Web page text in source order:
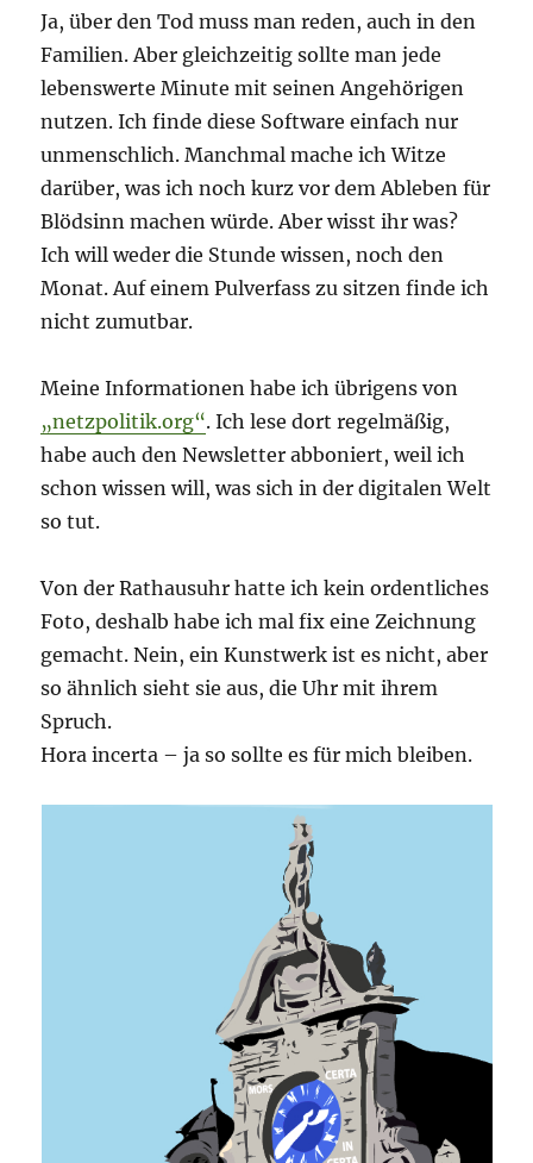
Ja, über den Tod muss man reden, auch in den
Familien. Aber gleichzeitig sollte man jede
lebenswerte Minute mit seinen Angehörigen
nutzen. Ich finde diese Software einfach nur
unmenschlich. Manchmal mache ich Witze
darüber, was ich noch kurz vor dem Ableben für
Blödsinn machen würde. Aber wisst ihr was?
Ich will weder die Stunde wissen, noch den
Monat. Auf einem Pulverfass zu sitzen finde ich
nicht zumutbar.
Meine Informationen habe ich übrigens von
„netzpolitik.org“. Ich lese dort regelmäßig,
habe auch den Newsletter abboniert, weil ich
schon wissen will, was sich in der digitalen Welt
so tut.
Von der Rathausuhr hatte ich kein ordentliches
Foto, deshalb habe ich mal fix eine Zeichnung
gemacht. Nein, ein Kunstwerk ist es nicht, aber
so ähnlich sieht sie aus, die Uhr mit ihrem
Spruch.
Hora incerta – ja so sollte es für mich bleiben.